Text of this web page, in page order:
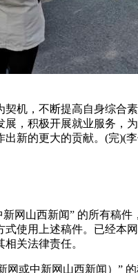
，不断提高自身综合
，积极开展就业服务，
新的更大的贡献。(完)(
新网山西新闻” 的所有稿
使用上述稿件。已经本
关法律责任。
网或中新网山西新闻）”